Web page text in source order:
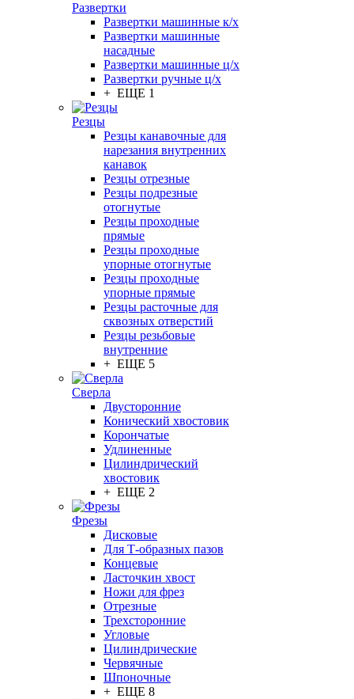
Развертки
Развертки машинные к/х
Развертки машинные
насадные
Развертки машинные ц/х
Развертки ручные ц/х
+ ЕЩЕ 1
Резцы
Резцы канавочные для
нарезания внутренних
канавок
Резцы отрезные
Резцы подрезные
отогнутые
Резцы проходные
прямые
Резцы проходные
упорные отогнутые
Резцы проходные
упорные прямые
Резцы расточные для
сквозных отверстий
Резцы резьбовые
внутренние
+ ЕЩЕ 5
Сверла
Двусторонние
Конический хвостовик
Корончатые
Удлиненные
Цилиндрический
хвостовик
+ ЕЩЕ 2
Фрезы
Дисковые
Для Т-образных пазов
Концевые
Ласточкин хвост
Ножи для фрез
Отрезные
Трехсторонние
Угловые
Цилиндрические
Червячные
Шпоночные
+ ЕЩЕ 8